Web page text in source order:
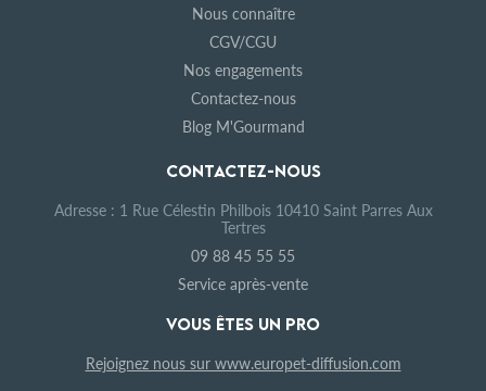
Nous connaître
CGV/CGU
Nos engagements
Contactez-nous
Blog M'Gourmand
CONTACTEZ-NOUS
Adresse : 1 Rue Célestin Philbois 10410 Saint Parres Aux
Tertres
09 88 45 55 55
Service après-vente
VOUS ÊTES UN PRO
Rejoignez nous sur www.europet-diffusion.com